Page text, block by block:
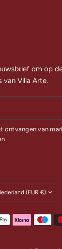
om op
van Villa Arte.
ontvangen van